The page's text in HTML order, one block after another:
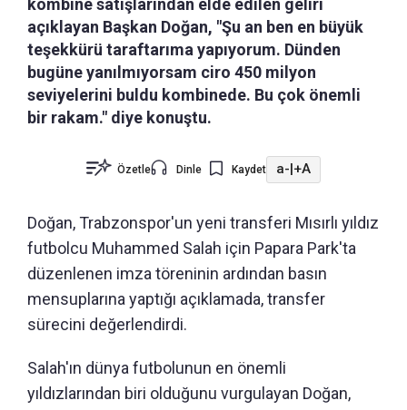
kombine satışlarından elde edilen geliri
açıklayan Başkan Doğan, "Şu an ben en büyük
teşekkürü taraftarıma yapıyorum. Dünden
bugüne yanılmıyorsam ciro 450 milyon
seviyelerini buldu kombinede. Bu çok önemli
bir rakam." diye konuştu.
Özetle Dinle Kaydet a-|+A
Doğan, Trabzonspor'un yeni transferi Mısırlı yıldız
futbolcu Muhammed Salah için Papara Park'ta
düzenlenen imza töreninin ardından basın
mensuplarına yaptığı açıklamada, transfer
sürecini değerlendirdi.
Salah'ın dünya futbolunun en önemli
yıldızlarından biri olduğunu vurgulayan Doğan,